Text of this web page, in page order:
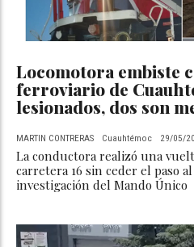
Locomotora embiste
ferroviario de
lesionados, dos son
MARTIN CONTRERAS Cuauhtémoc 29/05/
La conductora realizó una
carretera 16 sin ceder el paso
investigación del Mando Único